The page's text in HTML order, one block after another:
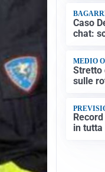
Caso
chat:
MEDIO
Stretto
sulle
in tutta